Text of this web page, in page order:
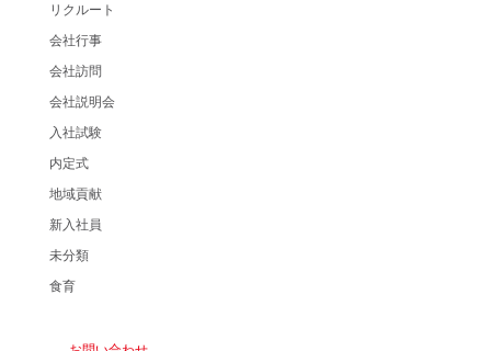
リクルート
会社行事
会社訪問
会社説明会
入社試験
内定式
地域貢献
新入社員
未分類
食育